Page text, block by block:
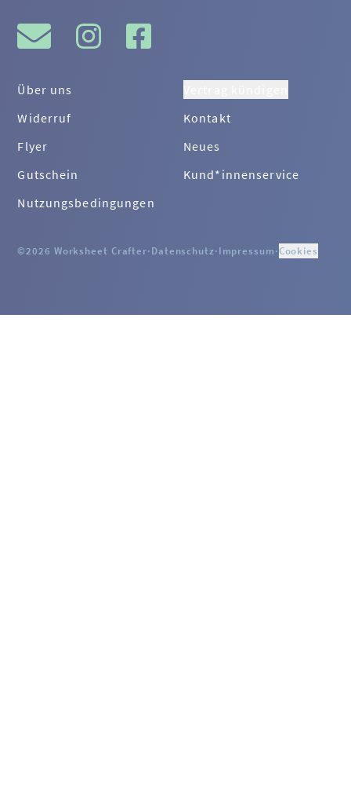
Über uns
Widerruf
Kontakt
Flyer
Neues
Gutschein
Kund*innenservice
Nutzungsbedingungen
©2026 Worksheet Crafter·Datenschutz·Impressum·Cookies